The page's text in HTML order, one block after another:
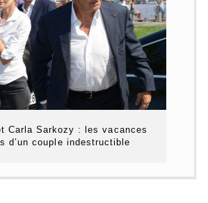
Carla Sarkozy : les vacances
d’un couple indestructible